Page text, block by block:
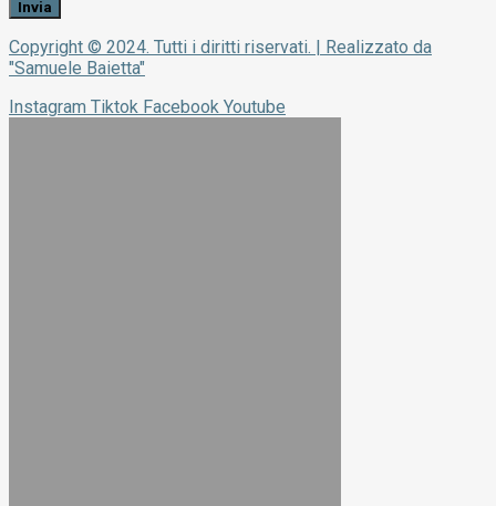
Copyright © 2024. Tutti i diritti riservati. | Realizzato da
"Samuele Baietta"
Instagram Tiktok Facebook Youtube